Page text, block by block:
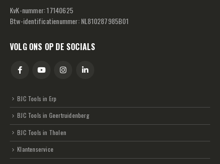
KvK-nummer: 17140625
Btw-identificatienummer: NL810287985B01
VOLG ONS OP DE SOCIALS
BJC Tools in Erp
BJC Tools in Geertruidenberg
BJC Tools in Tholen
Klantenservice